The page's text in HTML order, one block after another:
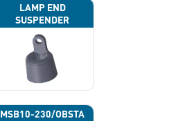
LAMP END
SUSPENDER
MSB10-230/OBSTA